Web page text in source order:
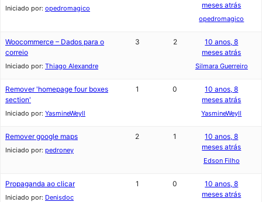
Iniciado por: opedromagico
meses atrás
opedromagico
Woocommerce – Dados para o
correio
Iniciado por: Thiago Alexandre
3 2
10 anos, 8
meses atrás
Silmara Guerreiro
Remover 'homepage four boxes
section'
Iniciado por: YasmineWeyll
1 0
10 anos, 8
meses atrás
YasmineWeyll
Remover google maps
Iniciado por: pedroney
2 1
10 anos, 8
meses atrás
Edson Filho
Propaganda ao clicar
Iniciado por: Denisdoc
1 0
10 anos, 8
meses atrás